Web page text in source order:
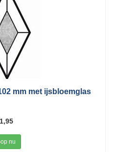
mm met ijsbloemglas
nu